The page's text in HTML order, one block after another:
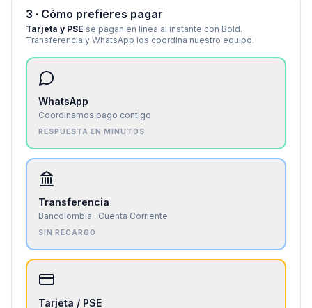
3 · Cómo prefieres pagar
Tarjeta y PSE se pagan en línea al instante con Bold.
Transferencia y WhatsApp los coordina nuestro equipo.
WhatsApp
Coordinamos pago contigo
RESPUESTA EN MINUTOS
Transferencia
Bancolombia · Cuenta Corriente
SIN RECARGO
Tarjeta / PSE